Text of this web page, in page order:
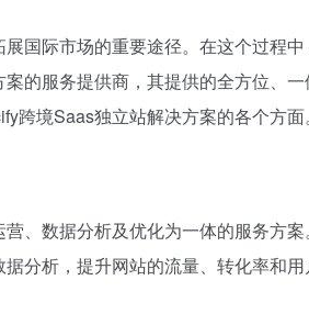
国际市场的重要途径。在这个过程
的服务提供商，其提供的全方位、
跨境Saas独立站解决方案的各个方面。
、数据分析及优化为一体的服务方
分析，提升网站的流量、转化率和